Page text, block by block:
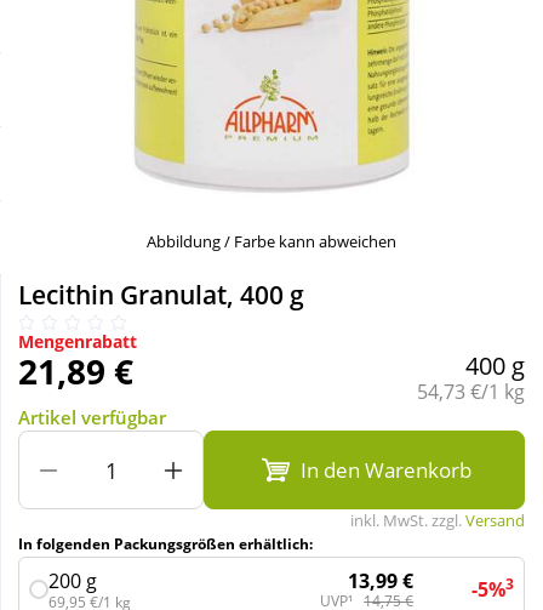
Täglich gut versorgt
Körperpflege & Kosmetik
Liebe & Erotik
Mutter & Kind
Nahrungsergänzung
Natur & Homöopathie
Sanitätshaus
Sport & Fitness
Tierbedarf
Abbildung / Farbe kann abweichen
Lecithin Granulat, 400 g
Mengenrabatt
21,89 € 400 g
Grundpreis:
54,73 €/1 kg
Artikel verfügbar
In den Warenkorb
inkl. MwSt. zzgl.Versand
In folgenden Packungsgrößen erhältlich:
200 g
69,95 €/1 kg
13,99 €
UVP¹ 14,75 € -5%3